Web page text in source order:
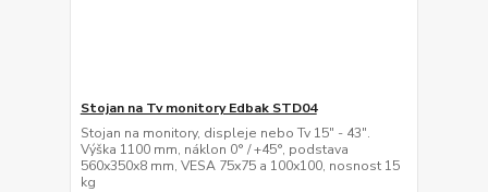
Stojan na Tv monitory Edbak STD04
Stojan na monitory, displeje nebo Tv 15" - 43".
Výška 1100 mm, náklon 0° / +45°, podstava
560x350x8 mm, VESA 75x75 a 100x100, nosnost 15
kg